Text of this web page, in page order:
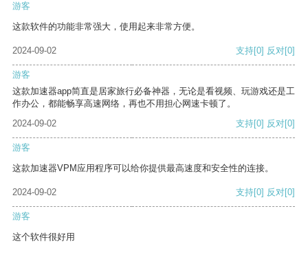
游客
这款软件的功能非常强大，使用起来非常方便。
2024-09-02 支持[0] 反对[0]
游客
这款加速器app简直是居家旅行必备神器，无论是看视频、玩游戏还是工
作办公，都能畅享高速网络，再也不用担心网速卡顿了。
2024-09-02
支持[0] 反对[0]
游客
这款加速器VPM应用程序可以给你提供最高速度和安全性的连接。
2024-09-02 支持[0] 反对[0]
游客
这个软件很好用